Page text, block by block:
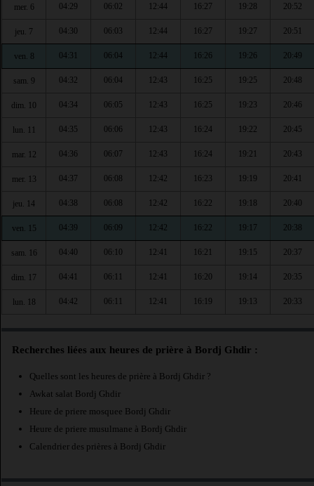
mer. 6 04:29 06:02 12:44 16:27 19:28 20:52
jeu. 7 04:30 06:03 12:44 16:27 19:27 20:51
ven. 8 04:31 06:04 12:44 16:26 19:26 20:49
sam. 9 04:32 06:04 12:43 16:25 19:25 20:48
dim. 10 04:34 06:05 12:43 16:25 19:23 20:46
lun. 11 04:35 06:06 12:43 16:24 19:22 20:45
mar. 12 04:36 06:07 12:43 16:24 19:21 20:43
mer. 13 04:37 06:08 12:42 16:23 19:19 20:41
jeu. 14 04:38 06:08 12:42 16:22 19:18 20:40
ven. 15 04:39 06:09 12:42 16:22 19:17 20:38
sam. 16 04:40 06:10 12:41 16:21 19:15 20:37
dim. 17 04:41 06:11 12:41 16:20 19:14 20:35
lun. 18 04:42 06:11 12:41 16:19 19:13 20:33
Recherches liées aux heures de prière à Bordj Ghdir :
Quelles sont les heures de prière à Bordj Ghdir ?
Awkat salat Bordj Ghdir
Heure de priere mosquee Bordj Ghdir
Heure de priere musulmane à Bordj Ghdir
Calendrier des prières à Bordj Ghdir